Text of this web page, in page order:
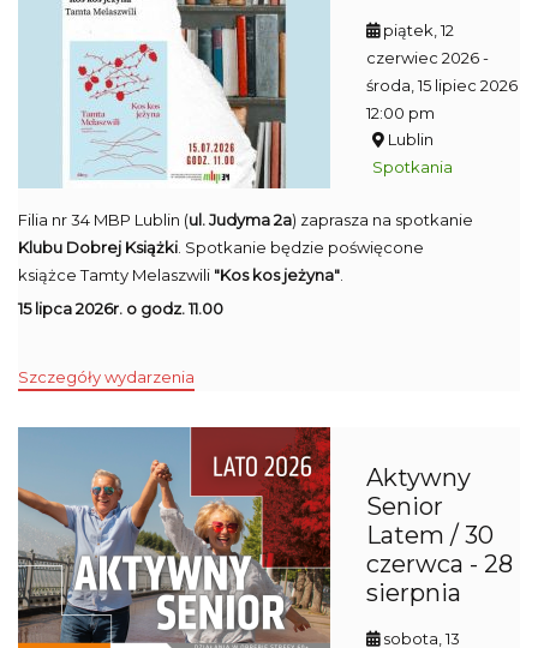
piątek, 12
czerwiec 2026-
środa, 15 lipiec 2026
12:00 pm
Lublin
Spotkania
Filia nr 34 MBP Lublin (ul. Judyma 2a) zaprasza na spotkanie
Klubu Dobrej Książki . Spotkanie będzie poświęcone
książce Tamty Melaszwili "Kos kos jeżyna"
15 lipca 2026r. o godz. 11.00
Szczegóły wydarzenia
Aktywny
Senior
Latem / 30
czerwca - 28
sierpnia
sobota, 13